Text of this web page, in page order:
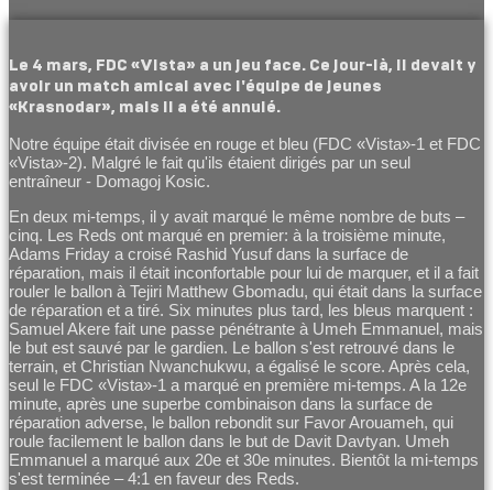
Le 4 mars, FDC « Vista » a un jeu face. Ce jour-là, il devait y
avoir un match amical avec l'équipe de jeunes
«Krasnodar», mais il a été annulé.
Notre équipe était divisée en rouge et bleu (FDC «Vista»-1 et FDC
«Vista»-2). Malgré le fait qu'ils étaient dirigés par un seul
entraîneur - Domagoj Kosic.
En deux mi-temps, il y avait marqué le même nombre de buts –
cinq. Les Reds ont marqué en premier: à la troisième minute,
Adams Friday a croisé Rashid Yusuf dans la surface de
réparation, mais il était inconfortable pour lui de marquer, et il a fait
rouler le ballon à Tejiri Matthew Gbomadu, qui était dans la surface
de réparation et a tiré. Six minutes plus tard, les bleus marquent :
Samuel Akere fait une passe pénétrante à Umeh Emmanuel, mais
le but est sauvé par le gardien. Le ballon s'est retrouvé dans le
terrain, et Christian Nwanchukwu, a égalisé le score. Après cela,
seul le FDC «Vista»-1 a marqué en première mi-temps. A la 12e
minute, après une superbe combinaison dans la surface de
réparation adverse, le ballon rebondit sur Favor Arouameh, qui
roule facilement le ballon dans le but de Davit Davtyan. Umeh
Emmanuel a marqué aux 20e et 30e minutes. Bientôt la mi-temps
s'est terminée – 4:1 en faveur des Reds.